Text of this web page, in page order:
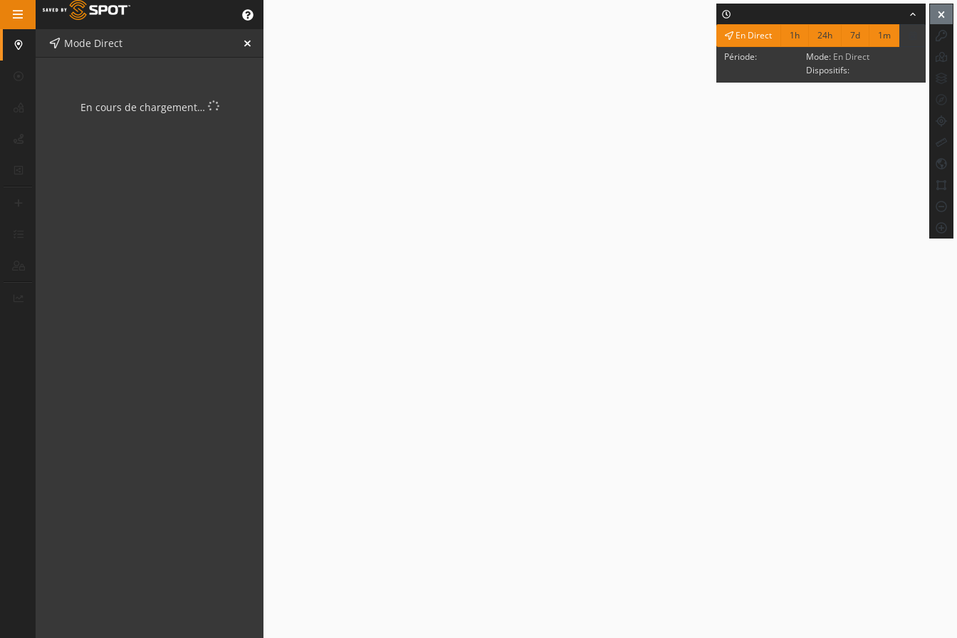
Mode Direct
En cours de chargement…
En Direct 1h 24h 7d
1m
Période:
Mode: En Direct
Dispositifs: